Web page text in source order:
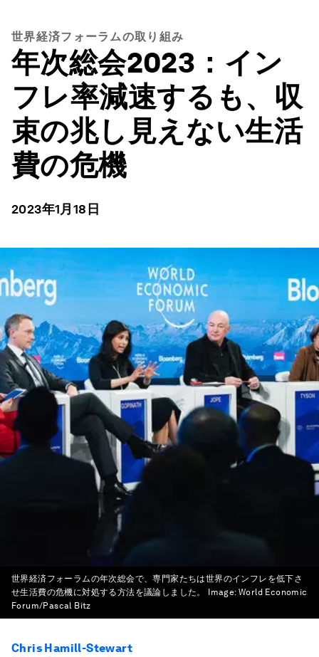
世界経済フォーラムの取り組み
年次総会2023：イン
フレ率減速するも、収
束の兆し見えない生活
費の危機
2023年1月18日
世界経済フォーラムの年次総会で、専門家たちは世界のインフレを低下さ
せ生活費の危機に対処する方法を議論しました。
Image:World Economic
Forum/Pascal Bitz
Chris Hamill-Stewart